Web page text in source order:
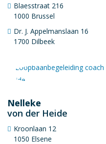
Blaesstraat 216
1000 Brussel
Dr. J. Appelmanslaan 16
1700 Dilbeek
Nelleke
von der Heide
Kroonlaan 12
1050 Elsene